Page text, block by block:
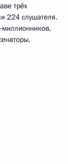
трёх
224 слушателя.